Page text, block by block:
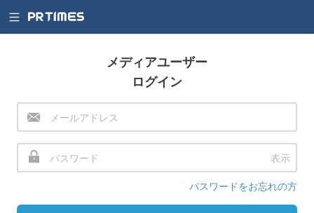
メディアユーザー
ログイン
表示
パスワードをお忘れの方